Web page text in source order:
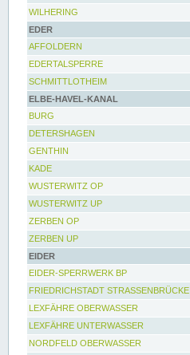
WILHERING
EDER
AFFOLDERN
EDERTALSPERRE
SCHMITTLOTHEIM
ELBE-HAVEL-KANAL
BURG
DETERSHAGEN
GENTHIN
KADE
WUSTERWITZ OP
WUSTERWITZ UP
ZERBEN OP
ZERBEN UP
EIDER
EIDER-SPERRWERK BP
FRIEDRICHSTADT STRASSENBRÜCKE
LEXFÄHRE OBERWASSER
LEXFÄHRE UNTERWASSER
NORDFELD OBERWASSER